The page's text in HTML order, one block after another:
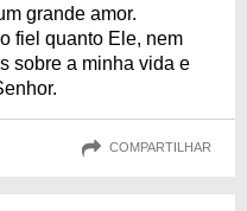
grande amor.
fiel quanto Ele, nem
sobre a minha vida e
COMPARTILHAR